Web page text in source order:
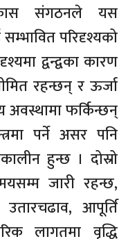
संगठनले यस
परिदृश्यको
द्वन्द्वका कारण
रहन्छन् र ऊर्जा
अवस्थामा फर्किन्छन्
पर्ने असर पनि
हुन्छ । दोस्रो
जारी रहन्छ,
आपूर्ति
लागतमा वृद्धि